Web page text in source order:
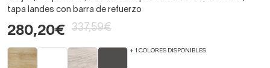
tapa landes con barra de refuerzo
280,20€ 337,59€
+ 1 COLORES DISPONIBLES